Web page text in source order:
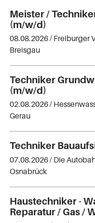
Meister /
(m/w/d)
08.08.2026 / Freiburger
Breisgau
Techniker
(m/w/d)
02.08.2026 /
Gerau
Techniker
07.08.2026 / Die
Osnabrück
Haustechniker -
Reparatur / Gas /